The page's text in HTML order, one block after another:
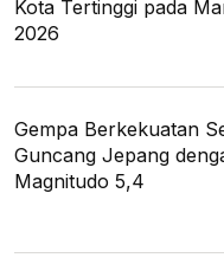
Kota Tertinggi pada
2026
Gempa Berkekuatan
Guncang Jepang
Magnitudo 5,4